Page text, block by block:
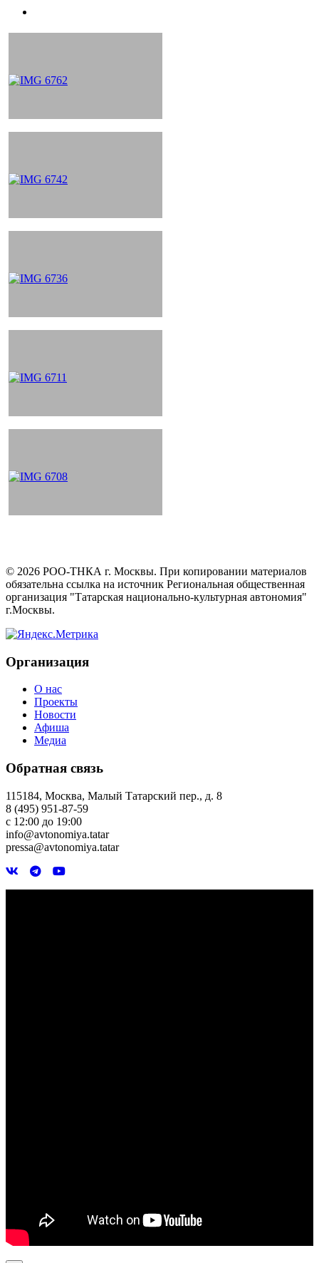
© 2026 РОО-ТНКА г. Москвы. При копировании материалов
обязательна ссылка на источник Региональная общественная
организация "Татарская национально-культурная автономия"
г.Москвы.
Организация
О нас
Проекты
Новости
Афиша
Медиа
Обратная связь
115184, Москва, Малый Татарский пер., д. 8
8 (495) 951-87-59
с 12:00 до 19:00
info@avtonomiya.tatar
pressa@avtonomiya.tatar